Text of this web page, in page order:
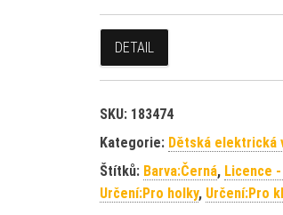
DETAIL
SKU: 183474
Kategorie: Dětská elektrická
Štítků: Barva:Černá, Licence -
Určení:Pro holky, Určení:Pro